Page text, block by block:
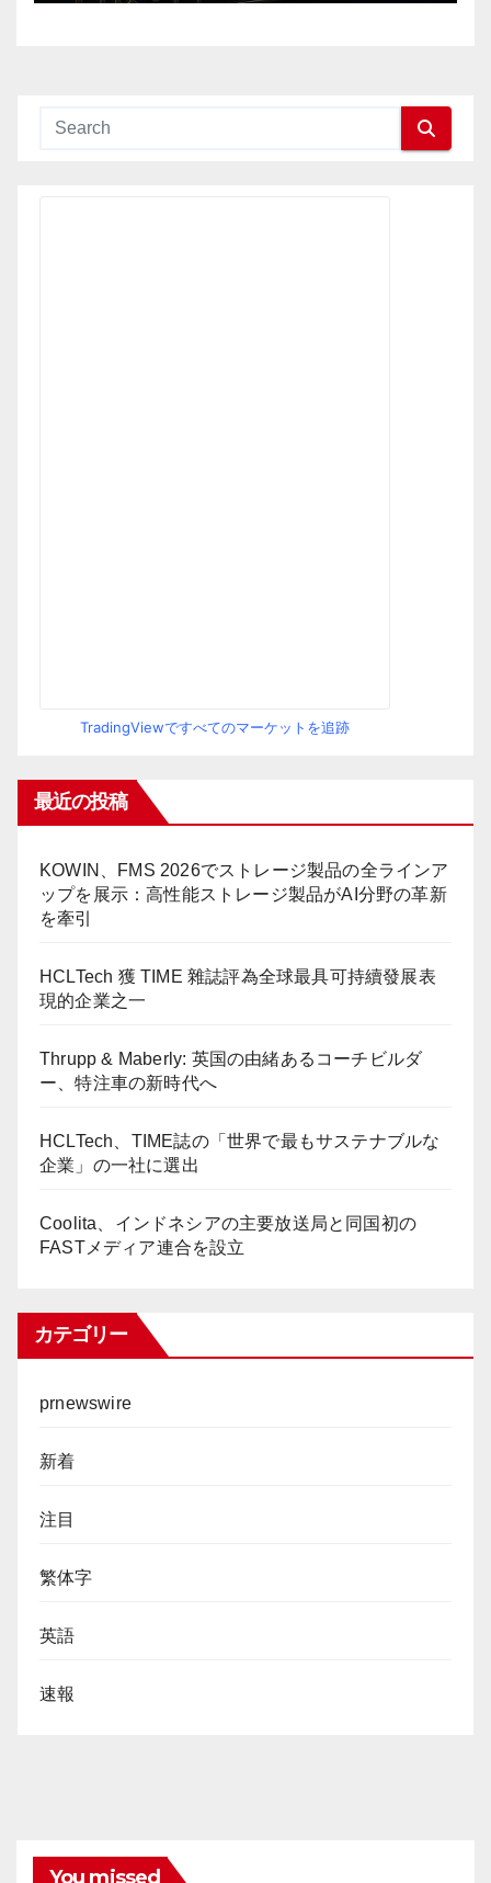
TradingViewですべてのマーケットを追跡
最近の投稿
KOWIN、FMS 2026でストレージ製品の全ラインア
ップを展示：高性能ストレージ製品がAI分野の革新
を牽引
HCLTech 獲 TIME 雜誌評為全球最具可持續發展表
現的企業之一
Thrupp & Maberly: 英国の由緒あるコーチビルダ
ー、特注車の新時代へ
HCLTech、TIME誌の「世界で最もサステナブルな
企業」の一社に選出
Coolita、インドネシアの主要放送局と同国初の
FASTメディア連合を設立
カテゴリー
prnewswire
新着
注目
繁体字
英語
速報
You missed